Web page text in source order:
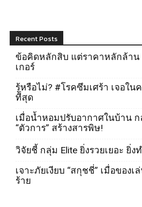
Recent Posts
ข้อคิดหลักสิบ แต่ราคาหลักล้าน
เกอร์
รู้หรือไม่? #โรคซึมเศร้า เจอใ
ที่สุด
เมื่อน้ำหอมปรับอากาศในบ้าน ก
“ตัวการ” สร้างสารพิษ!
วิจัยชี้ กลุ่ม Elite ยิ่งรวยเยอะ ยิ่ง
เจาะภัยเงียบ “สกุชชี่” เมื่อของเ
ร้าย